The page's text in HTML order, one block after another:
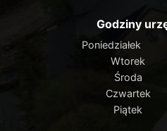
Godziny
Poniedziałek
Wtorek
Środa
Czwartek
Piątek